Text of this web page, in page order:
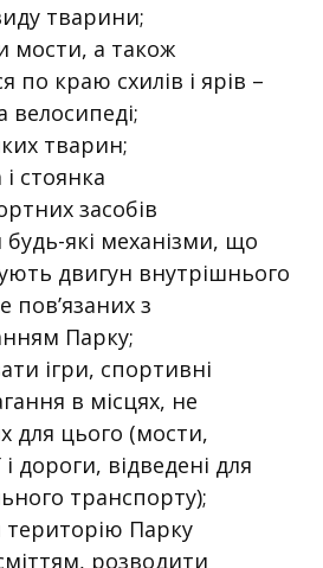
тварини;
мости, а також
по краю схилів і ярів –
велосипеді;
тварин;
стоянка
засобів
які механізми, що
двигун внутрішнього
пов’язаних з
Парку;
ігри, спортивні
в місцях, не
для цього (мости,
і дороги, відведені для
транспорту);
територію Парку
розводити